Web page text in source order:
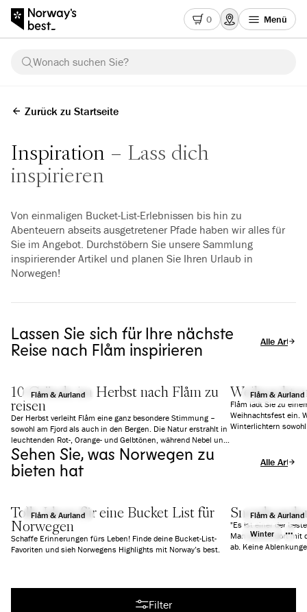
0 Menü
Wonach suchen Sie?
Zurück zu Startseite
Inspiration
Lass dich
inspirieren
Von einmaligen Bucket-List-Erlebnissen bis hin zu
Abenteuern abseits ausgetretener Pfade haben wir alles für
Sie im Angebot. Durchstöbern Sie unsere Sammlung
inspirierender Artikel und planen Sie Ihren Urlaub in
Norwegen!
Lassen Sie sich für Ihre nächste
Reise nach Flåm inspirieren
Alle Artikel
Flåm & Aurland
10 Gründe im Herbst nach Flåm zu
reisen
Der Herbst verleiht Flåm eine ganz besondere Stimmung –
sowohl am Fjord als auch in den Bergen. Die Natur erstrahlt in
leuchtenden Rot-, Orange- und Gelbtönen, während Nebel und
tiefe Wolken eine fast schon mystische Atmosphäre schaffen.
Es ist ruhiger als im Sommer, aber mindestens genauso
beeindruckend. Wir zeigen Ihnen 10 gute Gründe, warum sich
Flåm & Aurland
Flåm lädt Sie zu
Weihnachtsfest ein.
Winterlichtern
Sehen Sie, was Norwegen zu
bieten hat
Alle Artikel
Flåm & Aurland
Tolle Ideen für eine Bucket List für
Norwegen
Schaffe Erinnerungen fürs Leben! Finde deine Bucket-List-
Favoriten und sieh Norwegens Highlights mit Norway’s best.
Flåm & Aurland
Winter
"Es ist einer der
Man kommt dort mit
ab. Keine
Filter